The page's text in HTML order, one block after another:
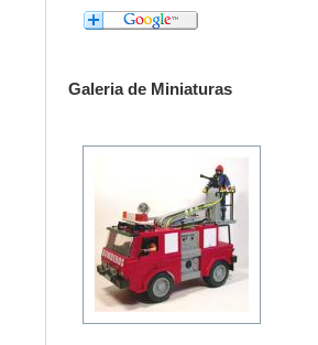
Galeria de Miniaturas